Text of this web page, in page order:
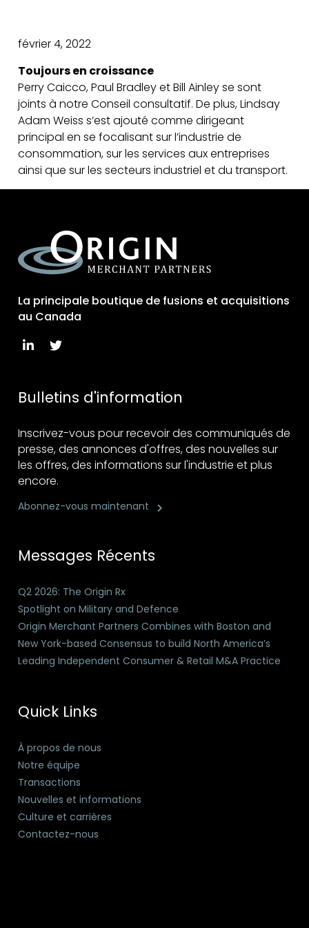
février 4, 2022
Toujours en croissance
Perry Caicco, Paul Bradley et Bill Ainley se sont
joints à notre Conseil consultatif. De plus, Lindsay
Adam Weiss s’est ajouté comme dirigeant
principal en se focalisant sur l’industrie de
consommation, sur les services aux entreprises
ainsi que sur les secteurs industriel et du transport.
La principale boutique de fusions et acquisitions
au Canada
Bulletins d'information
Inscrivez-vous pour recevoir des communiqués de
presse, des annonces d'offres, des nouvelles sur
les offres, des informations sur l'industrie et plus
encore.
Abonnez-vous maintenant
Messages Récents
Q2 2026: The Origin Rx
Spotlight on Military and Defence
Origin Merchant Partners Combines with Boston and
New York-based Consensus to build North America’s
Leading Independent Consumer & Retail M&A Practice
Quick Links
À propos de nous
Notre équipe
Transactions
Nouvelles et informations
Culture et carrières
Contactez-nous